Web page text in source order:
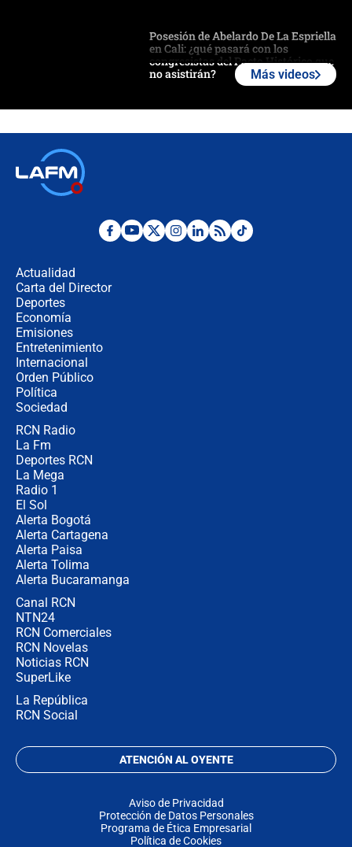
Posesión de Abelardo De La Espriella
en Cali: ¿qué pasará con los
congresistas del Pacto Histórico que
no asistirán?
¿Por qué De la Espriella gobernará
Más videos
Actualidad
Carta del Director
Deportes
Economía
Emisiones
Entretenimiento
Internacional
Orden Público
Política
Sociedad
RCN Radio
La Fm
Deportes RCN
La Mega
Radio 1
El Sol
Alerta Bogotá
Alerta Cartagena
Alerta Paisa
Alerta Tolima
Alerta Bucaramanga
Canal RCN
NTN24
RCN Comerciales
RCN Novelas
Noticias RCN
SuperLike
La República
RCN Social
ATENCIÓN AL OYENTE
Aviso de Privacidad
Protección de Datos Personales
Programa de Ética Empresarial
Política de Cookies